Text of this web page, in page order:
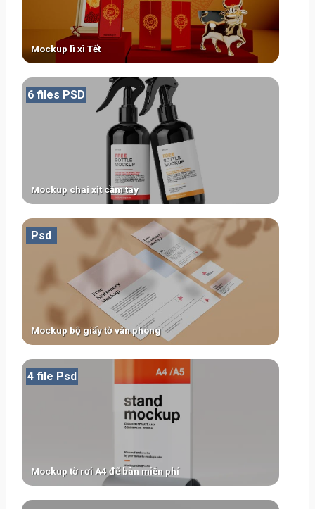
Mockup lì xì Tết
Mockup chai xịt cầm tay
6 files PSD
Mockup bộ giấy tờ văn phòng
Psd
Mockup tờ rơi A4 để bàn miễn phí
4 file Psd